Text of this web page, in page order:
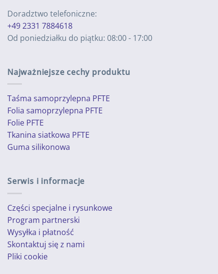
Doradztwo telefoniczne:
+49 2331 7884618
Od poniedziałku do piątku: 08:00 - 17:00
Najważniejsze cechy produktu
Taśma samoprzylepna PFTE
Folia samoprzylepna PFTE
Folie PFTE
Tkanina siatkowa PFTE
Guma silikonowa
Serwis i informacje
Części specjalne i rysunkowe
Program partnerski
Wysyłka i płatność
Skontaktuj się z nami
Pliki cookie